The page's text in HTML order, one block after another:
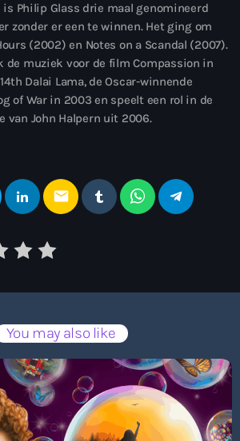
Philip Glass drie maal genomineerd
zonder er een te winnen. Het ging om
(2002) en Notes on a Scandal (2007).
de muziek voor de film Compassion in
Dalai Lama, de Oscar-winnende
of War in 2003 en speelt een rol in de
van John Halpern uit 2006.
email
You may also like